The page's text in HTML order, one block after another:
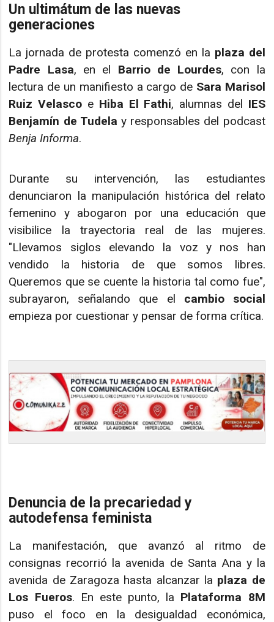
Un ultimátum de las nuevas
generaciones
La jornada de protesta comenzó en la plaza del
Padre Lasa, en el Barrio de Lourdes, con la
lectura de un manifiesto a cargo de Sara Marisol
Ruiz Velasco e Hiba El Fathi, alumnas del IES
Benjamín de Tudela y responsables del podcast
Benja Informa.
Durante su intervención, las estudiantes
denunciaron la manipulación histórica del relato
femenino y abogaron por una educación que
visibilice la trayectoria real de las mujeres.
"Llevamos siglos elevando la voz y nos han
vendido la historia de que somos libres.
Queremos que se cuente la historia tal como fue",
subrayaron, señalando que el cambio social
empieza por cuestionar y pensar de forma crítica.
Denuncia de la precariedad y
autodefensa feminista
La manifestación, que avanzó al ritmo de
consignas recorrió la avenida de Santa Ana y la
avenida de Zaragoza hasta alcanzar la plaza de
Los Fueros. En este punto, la Plataforma 8M
puso el foco en la desigualdad económica,